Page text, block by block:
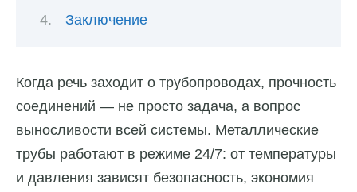
Заключение
Когда речь заходит о трубопроводах, прочность
соединений — не просто задача, а вопрос
выносливости всей системы. Металлические
трубы работают в режиме 24/7: от температуры
и давления зависят безопасность, экономия